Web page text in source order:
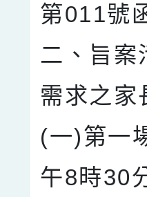
第011號
二、旨案
需求之家
(一)第一
午8時30